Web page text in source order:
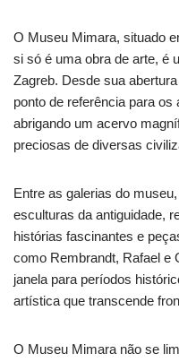
O Museu Mimara, situado
si só é uma obra de arte, é
Zagreb. Desde sua
ponto de referência para
abrigando um acervo
preciosas de diversas
Entre as galerias do
esculturas da antiguidade,
histórias fascinantes e
como Rembrandt, Rafael e
janela para períodos
artística que transcende
O Museu Mimara não se